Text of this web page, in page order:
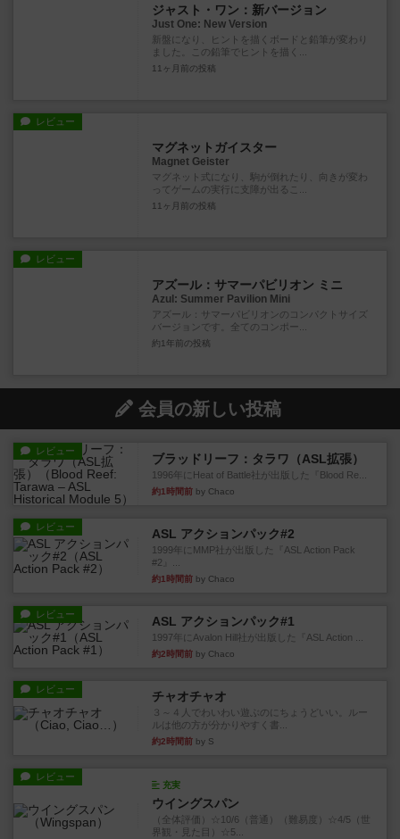
ジャスト・ワン：新バージョン
Just One: New Version
新盤になり、ヒントを描くボードと鉛筆が変わり
ました。この鉛筆でヒントを描く...
11ヶ月前 の投稿
レビュー
マグネットガイスター
Magnet Geister
マグネット式になり、駒が倒れたり、向きが変わ
ってゲームの実行に支障が出るこ...
11ヶ月前 の投稿
レビュー
アズール：サマーパビリオン ミニ
Azul: Summer Pavilion Mini
アズール：サマーパビリオンのコンパクトサイズ
バージョンです。全てのコンポー...
約1年前 の投稿
会員の新しい投稿
レビュー
ブラッドリーフ：タラワ（ASL拡張）
1996年にHeat of Battle社が出版した『Blood Re...
約1時間前 by Chaco
レビュー ASL アクションパック#2
1999年にMMP社が出版した『ASL Action Pack
#2』...
約1時間前 by Chaco
レビュー ASL アクションパック#1
1997年にAvalon Hill社が出版した『ASL Action ...
約2時間前 by Chaco
レビュー チャオチャオ
３～４人でわいわい遊ぶのにちょうどいい。ルー
ルは他の方が分かりやすく書...
約2時間前 by S
レビュー
充実
ウイングスパン
（全体評価）☆10/6（普通）（難易度）☆4/5（世
界観・見た目）☆5...